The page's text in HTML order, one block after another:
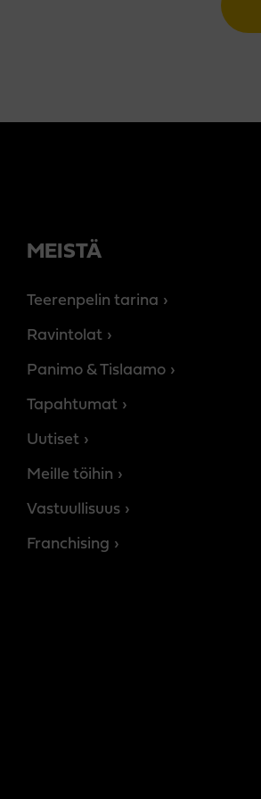
MEISTÄ
Teerenpelin tarina
Ravintolat
Panimo & Tislaamo
Tapahtumat
Uutiset
Meille töihin
Vastuullisuus
Franchising